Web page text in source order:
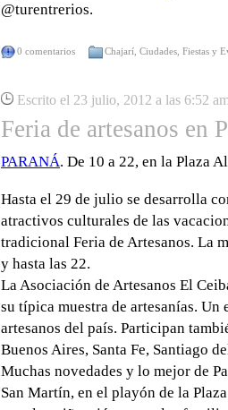
@turentrerios.
0 comentarios Chajarí Ciudades Fiestas y
Escrito el 23 julio, 2012 a las 6:52
Feria de artesanos en
PARANÁ. De 10 a 22, en la Plaza
Hasta el 29 de julio se desarrolla
atractivos culturales de las
tradicional Feria de Artesanos. La
y hasta las 22.
La Asociación de Artesanos El
su típica muestra de artesanías.
artesanos del país. Participan
Buenos Aires, Santa Fe, Santiago
Muchas novedades y lo mejor de
San Martín, en el playón de la